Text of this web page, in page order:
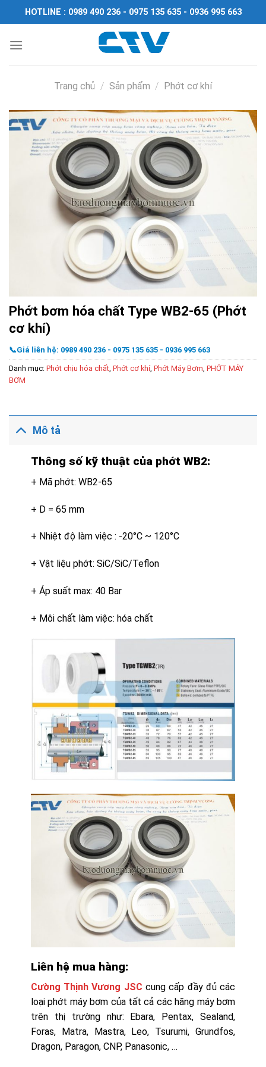
Chuyển
đến
dung
HOTLINE : 0989 490 236 - 0975 135 635 - 0936 995 663
Trang chủ / Sản phẩm / Phớt cơ khí
Phớt bơm hóa chất Type WB2-65 (Phớt
cơ khí)
📞Giá liên hệ: 0989 490 236 - 0975 135 635 - 0936 995 663
Danh mục: Phớt chịu hóa chất, Phớt cơ khí, Phớt Máy Bơm, PHỚT MÁY
BƠM
Mô tả
Thông số kỹ thuật của phớt WB2:
+ Mã phớt: WB2-65
+ D = 65 mm
+ Nhiệt độ làm việc : -20°C ~ 120°C
+ Vật liệu phớt: SiC/SiC/Teflon
+ Áp suất max: 40 Bar
+ Môi chất làm việc: hóa chất
Liên hệ mua hàng:
Cường Thịnh Vương JSC cung cấp đầy đủ các
loại phớt máy bơm của tất cả các hãng máy bơm
trên thị trường như: Ebara, Pentax, Sealand,
Foras, Matra, Mastra, Leo, Tsurumi, Grundfos,
Dragon, Paragon, CNP, Panasonic, …